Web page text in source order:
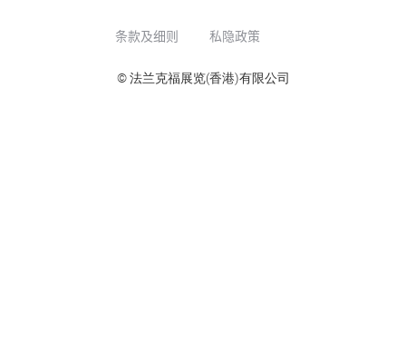
条款及细则 私隐政策
© 法兰克福展览(香港)有限公司